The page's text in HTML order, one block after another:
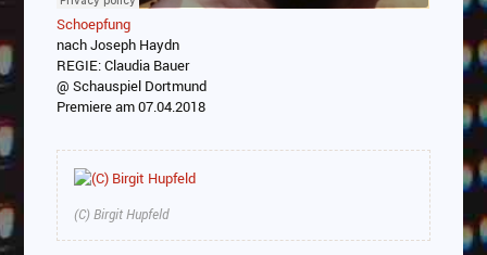
Schoepfung
nach Joseph Haydn
REGIE: Claudia Bauer
@ Schauspiel Dortmund
Premiere am 07.04.2018
(C) Birgit Hupfeld